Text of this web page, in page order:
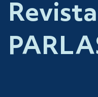
Revista